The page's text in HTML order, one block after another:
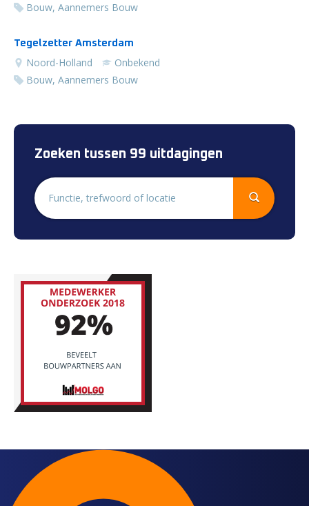
Bouw, Aannemers Bouw
Tegelzetter Amsterdam
Noord-Holland
Onbekend
Bouw, Aannemers Bouw
Zoeken tussen 99 uitdagingen